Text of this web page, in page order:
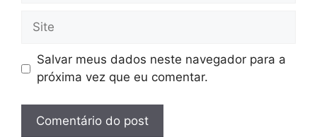
Site
Salvar meus dados neste navegador para a
próxima vez que eu comentar.